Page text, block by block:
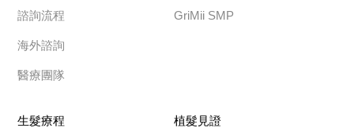
諮詢流程
海外諮詢
醫療團隊
GriMii SMP
生髮療程 植髮見證